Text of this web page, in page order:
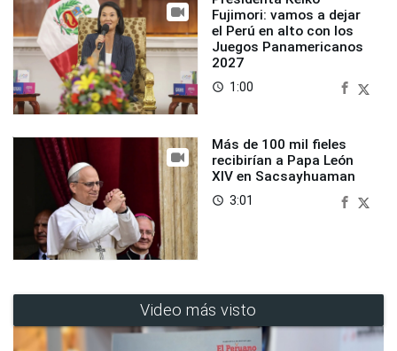
Fujimori: vamos a dejar
el Perú en alto con los
Juegos Panamericanos
2027
access_time 1:00
Más de 100 mil fieles
recibirían a Papa León
XIV en Sacsayhuaman
access_time 3:01
Video más visto